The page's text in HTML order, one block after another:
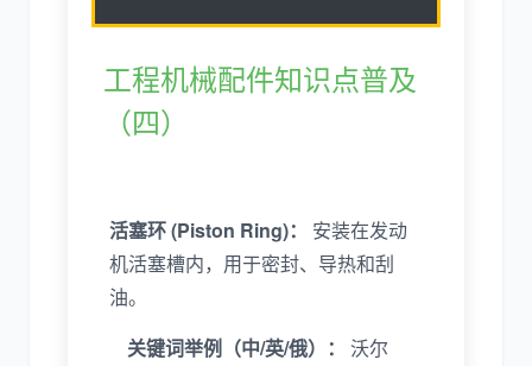
工程机械配件知识点普及
（四）
活塞环 (Piston Ring)：
安装在发动
机活塞槽内，用于密封、导热和刮
油。
关键词举例（中/英/俄）：
沃尔